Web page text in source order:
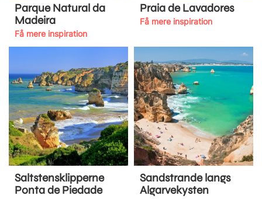
Parque Natural da
Madeira
Få mere inspiration
Praia de Lavadores
Få mere inspiration
Saltstensklipperne
Ponta de Piedade
Sandstrande langs
Algarvekysten